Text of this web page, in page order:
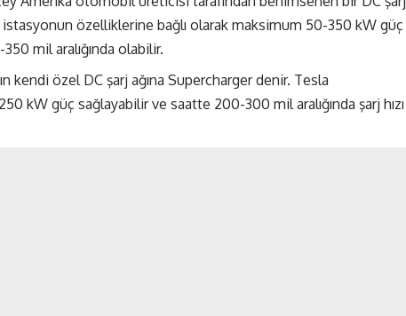
istasyonun özelliklerine bağlı olarak maksimum 50-350 kW güç
mil aralığında olabilir.
kendi özel DC şarj ağına Supercharger denir. Tesla
kW güç sağlayabilir ve saatte 200-300 mil aralığında şarj hızı